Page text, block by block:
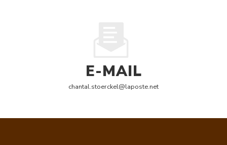
E-MAIL
chantal.stoerckel@laposte.net